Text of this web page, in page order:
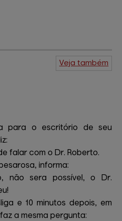
Veja também
para o escritório de seu
falar com o Dr. Roberto.
informa:
não sera possível, o Dr.
e 10 minutos depois, em
a mesma pergunta: